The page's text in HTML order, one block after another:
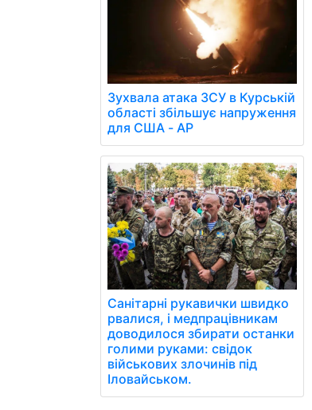
Зухвала атака ЗСУ в Курській
області збільшує напруження
для США - AP
Санітарні рукавички швидко
рвалися, і медпрацівникам
доводилося збирати останки
голими руками: свідок
військових злочинів під
Іловайськом.